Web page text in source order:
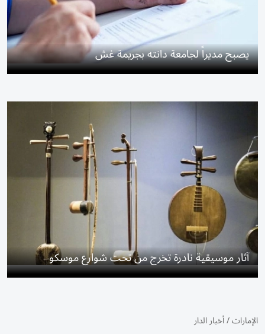
يصبح مديراً لجامعة دانته بجريمة غش
آثار موسيقية نادرة تخرج من تحت شوارع موسكو
الإمارات/أخبار الدار